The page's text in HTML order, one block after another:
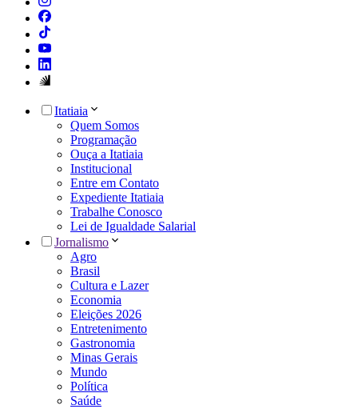
Itatiaia
Quem Somos
Programação
Ouça a Itatiaia
Institucional
Entre em Contato
Expediente Itatiaia
Trabalhe Conosco
Lei de Igualdade Salarial
Jornalismo
Agro
Brasil
Cultura e Lazer
Economia
Eleições 2026
Entretenimento
Gastronomia
Minas Gerais
Mundo
Política
Saúde